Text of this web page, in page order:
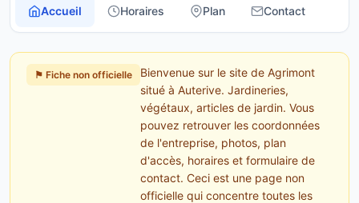
Accueil Horaires Plan Contact
⚑ Fiche non officielle
Bienvenue sur le site de Agrimont
situé à Auterive. Jardineries,
végétaux, articles de jardin. Vous
pouvez retrouver les coordonnées
de l'entreprise, photos, plan
d'accès, horaires et formulaire de
contact. Ceci est une page non
officielle qui concentre toutes les